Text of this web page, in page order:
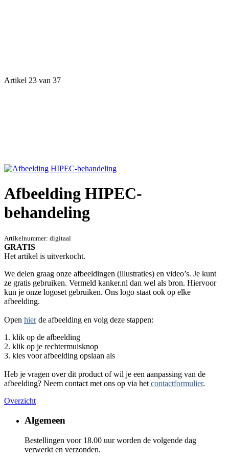
Artikel 23 van 37
Afbeelding HIPEC-
behandeling
Artikelnummer: digitaal
GRATIS
Het artikel is uitverkocht.
We delen graag onze afbeeldingen (illustraties) en video’s. Je kunt
ze gratis gebruiken. Vermeld kanker.nl dan wel als bron. Hiervoor
kun je onze logoset gebruiken. Ons logo staat ook op elke
afbeelding.
Open hierde afbeelding en volg deze stappen:
1. klik op de afbeelding
2. klik op je rechtermuisknop
3. kies voor afbeelding opslaan als
Heb je vragen over dit product of wil je een aanpassing van de
afbeelding? Neem contact met ons op via het contactformulier.
Overzicht
Algemeen
Bestellingen voor 18.00 uur worden de volgende dag
verwerkt en verzonden.